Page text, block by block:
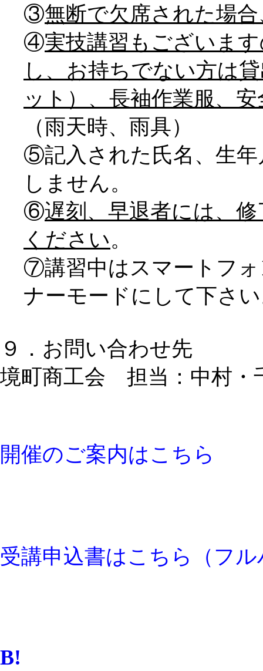
③無断で欠席された場
④実技講習もございま
し、お持ちでない方は
ット）、長袖作業服、
（雨天時、雨具）
⑤記入された氏名、生年
しません。
⑥遅刻、早退者には、
ください。
⑦講習中はスマートフ
ナーモードにして下さ
９．お問い合わせ先
境町商工会 担当：中村
開催のご案内はこちら
受講申込書はこちら（フ
B!